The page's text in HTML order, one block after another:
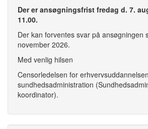
Der er ansøgningsfrist fredag d. 7.
11.00.
Der kan forventes svar på ansøgningen
november 2026.
Med venlig hilsen
Censorledelsen for
sundhedsadministration
koordinator).